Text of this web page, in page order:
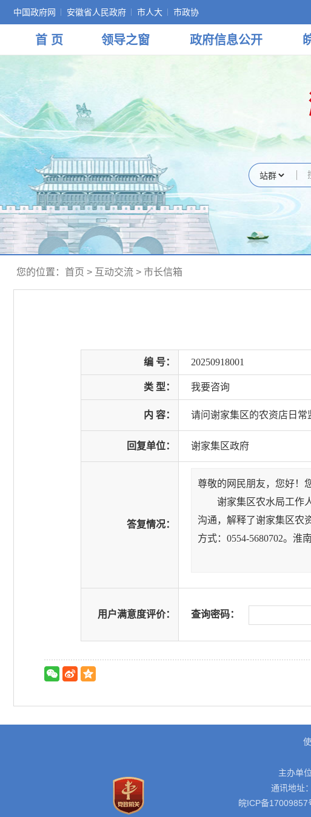
中国政府网 安徽省人民政府 市人大 市政协
首 页 领导之窗 政府信息公开
您的位置： 首页 > 互动交流 > 市长信箱
编 号： 20250918001
类 型： 我要咨询
内 容： 请问谢家集区的农资店日常
回复单位： 谢家集区政府
答复情况：
尊敬的网民朋友，您好！
谢家集区农水局工作人
沟通，解释了谢家集区农
方式：0554-5680702。淮
用户满意度评价： 查询密码：
主办单
通讯地址
皖ICP备17009857